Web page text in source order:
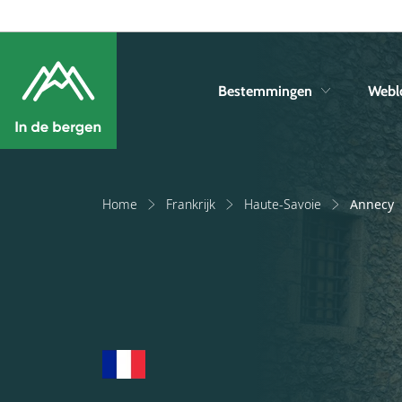
Bestemmingen
Home Frankrijk Haute-Savoie Annecy